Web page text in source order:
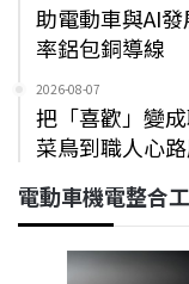
助電動車與AI
率鋁包銅導線
2026-08-07
把「喜歡」變
菜鳥到職人心
電動車機電整合